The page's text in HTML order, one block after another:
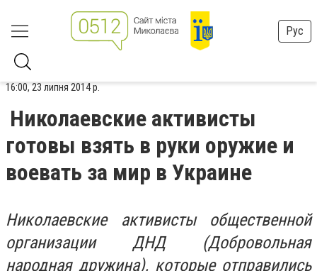
Рус
16:00, 23 липня 2014 р.
Николаевские активисты
готовы взять в руки оружие и
воевать за мир в Украине
Николаевские активисты общественной
организации ДНД (Добровольная
народная дружина), которые отправились